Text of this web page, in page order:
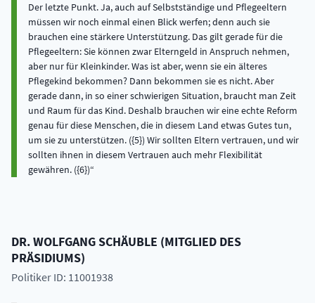
Der letzte Punkt. Ja, auch auf Selbstständige und Pflegeeltern
müssen wir noch einmal einen Blick werfen; denn auch sie
brauchen eine stärkere Unterstützung. Das gilt gerade für die
Pflegeeltern: Sie können zwar Elterngeld in Anspruch nehmen,
aber nur für Kleinkinder. Was ist aber, wenn sie ein älteres
Pflegekind bekommen? Dann bekommen sie es nicht. Aber
gerade dann, in so einer schwierigen Situation, braucht man Zeit
und Raum für das Kind. Deshalb brauchen wir eine echte Reform
genau für diese Menschen, die in diesem Land etwas Gutes tun,
um sie zu unterstützen. ({5}) Wir sollten Eltern vertrauen, und wir
sollten ihnen in diesem Vertrauen auch mehr Flexibilität
gewähren. ({6})
DR.WOLFGANGSCHÄUBLE (MITGLIED DES
PRÄSIDIUMS)
Politiker ID: 11001938